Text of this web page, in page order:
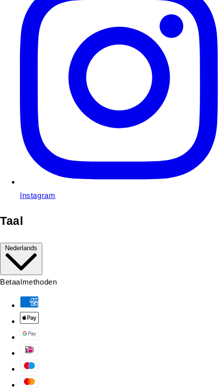
Instagram
Taal
Nederlands
Betaalmethoden